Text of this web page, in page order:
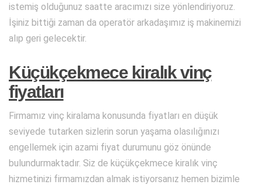
istemiş olduğunuz saatte aracımızı size yönlendiriyoruz.
İşiniz bittiği zaman da operatör arkadaşımız iş makinemizi
alıp geri gelecektir.
Küçükçekmece kiralık vinç
fiyatları
Firmamız vinç kiralama konusunda fiyatları en düşük
seviyede tutarken sizlerin sorun yaşama olasılığınızı
engellemek için azami fiyat durumunu göz önünde
bulundurmaktadır. Siz de küçükçekmece kiralık vinç
hizmetinizi firmamızdan almak istiyorsanız hemen bizimle